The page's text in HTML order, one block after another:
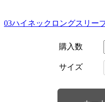
03ハイネックロングスリ
購入数
サイズ